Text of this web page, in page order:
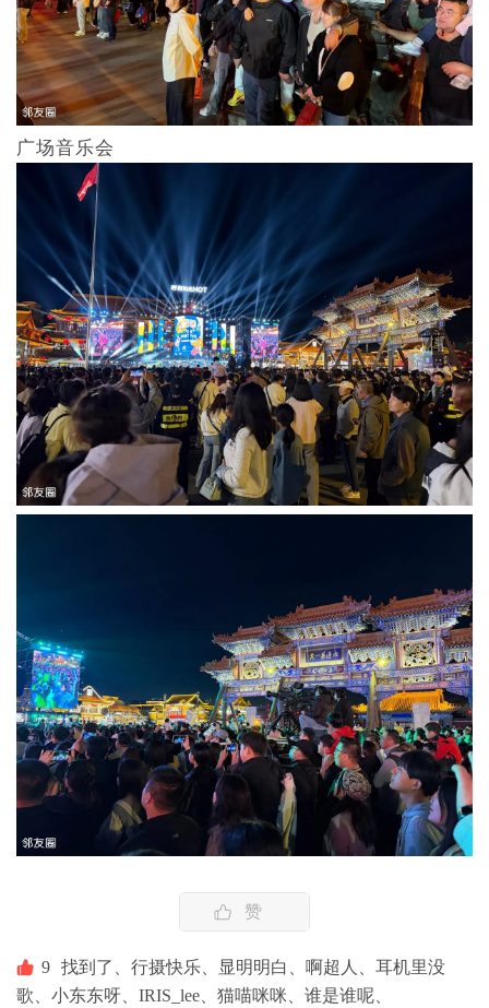
广场音乐会
赞
9 找到了、 行摄快乐、 显明明白、 啊超人、 耳机里没
歌、 小东东呀、 IRIS_lee、 猫喵咪咪、 谁是谁呢、